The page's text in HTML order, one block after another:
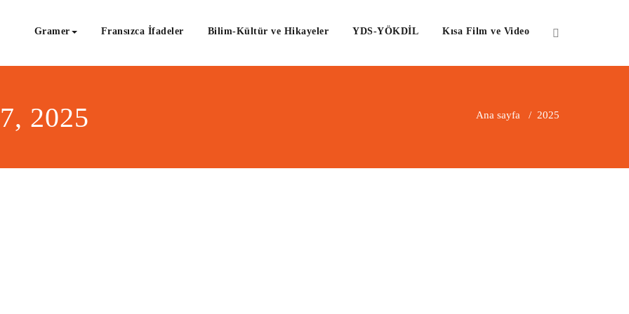
Gramer Fransızca İfadeler Bilim-Kültür ve Hikayeler YDS-YÖKDİL Kısa Film ve Video
2025 Ana sayfa / 2025